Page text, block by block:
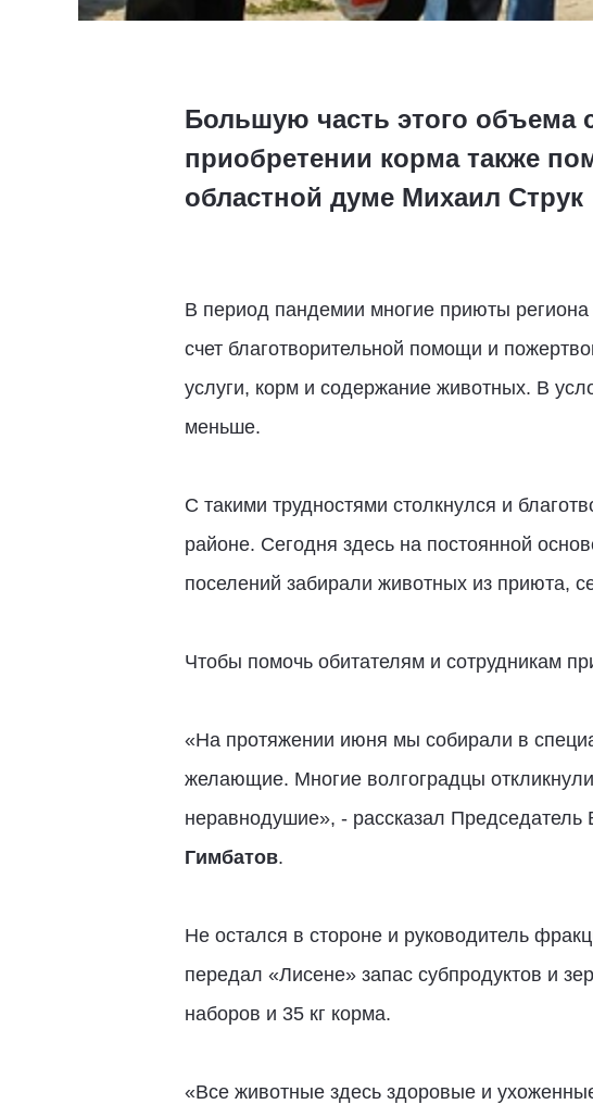
Большую часть этого объема
приобретении корма также
областной думе Михаил Струк
В период пандемии многие приюты
счет благотворительной помощи и
услуги, корм и содержание животных. В
меньше.
С такими трудностями столкнулся и
районе. Сегодня здесь на постоянной
поселений забирали животных из приюта,
Чтобы помочь обитателям и сотрудникам
«На протяжении июня мы собирали в
желающие. Многие волгоградцы
неравнодушие», - рассказал Председатель
Гимбатов.
Не остался в стороне и руководитель
передал «Лисене» запас субпродуктов и
наборов и 35 кг корма.
«Все животные здесь здоровые и